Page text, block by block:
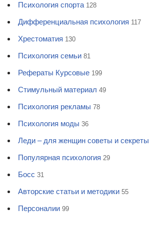
Психология спорта 128
Дифференциальная психология 117
Хрестоматия 130
Психология семьи 81
Рефераты Курсовые 199
Стимульный материал 49
Психология рекламы 78
Психология моды 36
Леди – для женщин советы и секреты
Популярная психология 29
Босс 31
Авторские статьи и методики 55
Персоналии 99